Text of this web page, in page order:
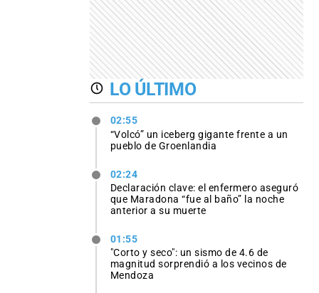
LO ÚLTIMO
02:55
“Volcó” un iceberg gigante frente a un
pueblo de Groenlandia
02:24
Declaración clave: el enfermero aseguró
que Maradona “fue al baño” la noche
anterior a su muerte
01:55
"Corto y seco": un sismo de 4.6 de
magnitud sorprendió a los vecinos de
Mendoza